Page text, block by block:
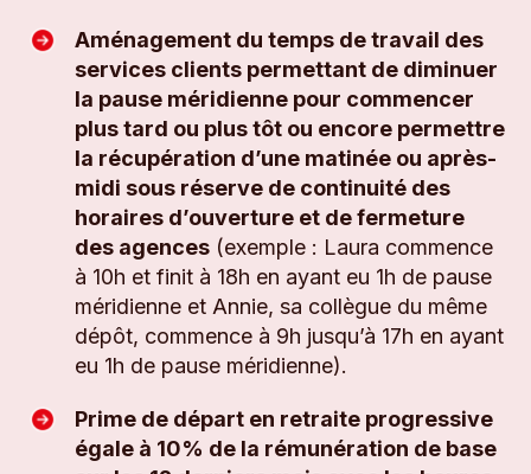
Aménagement du temps de travail des
services clients permettant de diminuer
la pause méridienne pour commencer
plus tard ou plus tôt ou encore permettre
la récupération d’une matinée ou après-
midi sous réserve de continuité des
horaires d’ouverture et de fermeture
des agences (exemple : Laura commence
à 10h et finit à 18h en ayant eu 1h de pause
méridienne et Annie, sa collègue du même
dépôt, commence à 9h jusqu’à 17h en ayant
eu 1h de pause méridienne).
Prime de départ en retraite progressive
égale à 10% de la rémunération de base